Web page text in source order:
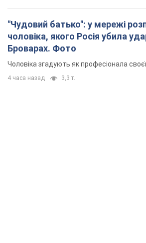
"Чудовий батько": у мережі
чоловіка, якого Росія убила
Броварах. Фото
Чоловіка згадують як професіонала
4 часа назад 3,3 т.